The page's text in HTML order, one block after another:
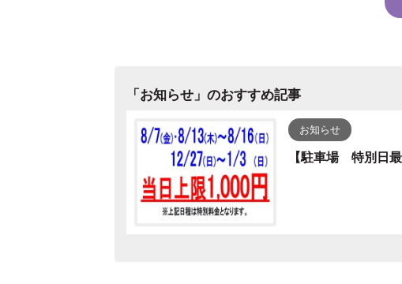
「お知らせ 」のおすすめ記事
お知らせ
【駐車場 特別日